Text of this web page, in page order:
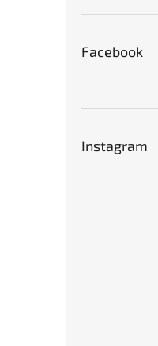
Facebook
Instagram